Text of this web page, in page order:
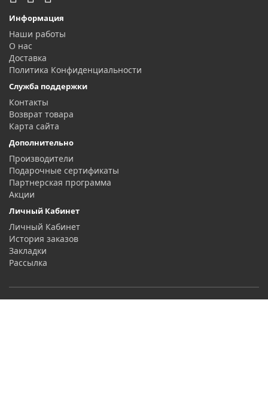
Информация
Наши работы
О нас
Доставка
Политика Конфиденциальности
Служба поддержки
Контакты
Возврат товара
Карта сайта
Дополнительно
Производители
Подарочные сертификаты
Партнерская программа
Акции
Личный Кабинет
Личный Кабинет
История заказов
Закладки
Рассылка